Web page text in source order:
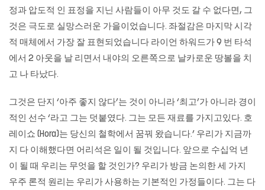
정과 압도적 인 표정을 지닌 사람들이 아무 것도 갈 수 없다면, 그
것은 극도로 실망스러운 가을이었습니다. 좌절감은 마지막 시각
적 매체에서 가장 잘 표현되었습니다 라이언 하워드가 9 번 타석
에서 2 아웃을 날 리면서 내야의 오른쪽으로 날카로운 땅볼을 치
고 나 타났다.
그것은 단지 ‘아주 좋지 않다’는 것이 아니라 ‘최고’가 아니라 경이
적인 선수 ‘라고 그는 덧붙였다. 그는 모든 재료를 가지고있다. 호
레이쇼 (Hora)는 당신의 철학에서 꿈꿔 왔습니다.’ 우리가 지금까
지 다 이해했다면 어리석은 일이 될 것입니다. 앞으로 수십억 년
이 될 때 우리는 무엇을 할 것인가? 우리가 방금 논의한 세 가지
우주 론적 원리는 우리가 사용하는 기본적인 가정들이다. 그는 다